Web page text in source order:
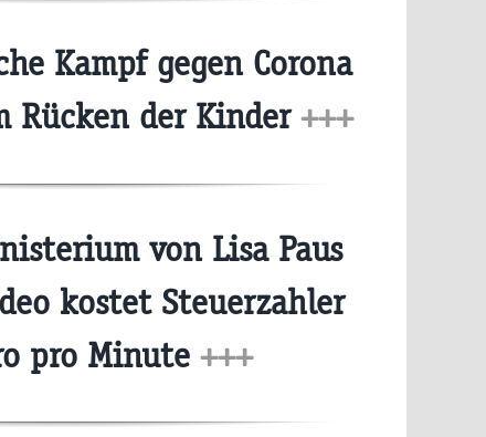
Kampf gegen Corona
Rücken der Kinder+++
von Lisa Paus
kostet Steuerzahler
pro Minute +++